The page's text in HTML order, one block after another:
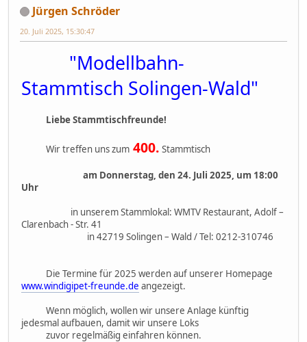
Jürgen Schröder
20. Juli 2025, 15:30:47
"Modellbahn-
Stammtisch Solingen-Wald"
Liebe Stammtischfreunde!
Wir treffen uns zum 400. Stammtisch
am Donnerstag, den 24. Juli 2025, um 18:00
Uhr
in unserem Stammlokal: WMTV Restaurant, Adolf –
Clarenbach - Str. 41
in 42719 Solingen – Wald / Tel: 0212-310746
Die Termine für 2025 werden auf unserer Homepage
www.windigipet-freunde.de angezeigt.
Wenn möglich, wollen wir unsere Anlage künftig
jedesmal aufbauen, damit wir unsere Loks
zuvor regelmäßig einfahren können.